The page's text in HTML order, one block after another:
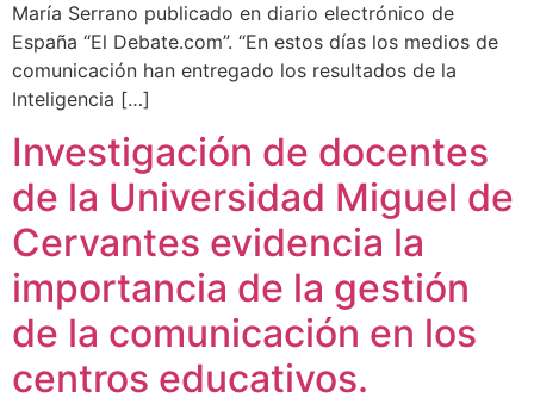
María Serrano publicado en diario electrónico de
España “El Debate.com”. “En estos días los medios de
comunicación han entregado los resultados de la
Inteligencia […]
Investigación de docentes
de la Universidad Miguel de
Cervantes evidencia la
importancia de la gestión
de la comunicación en los
centros educativos.